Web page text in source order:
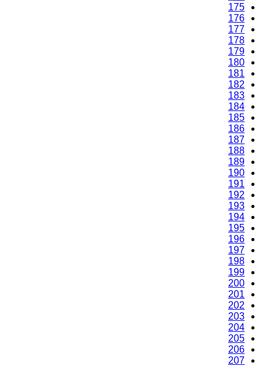
175
176
177
178
179
180
181
182
183
184
185
186
187
188
189
190
191
192
193
194
195
196
197
198
199
200
201
202
203
204
205
206
207